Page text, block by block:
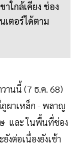
ใกล้เคียง ช่อง
เตอร์ได้ตาม
านนี้ (7 ธ.ค. 68)
ผาเหล็ก - พลาญ
และ ในพื้นที่ช่อง
ต่อเนื่องยังเช้า